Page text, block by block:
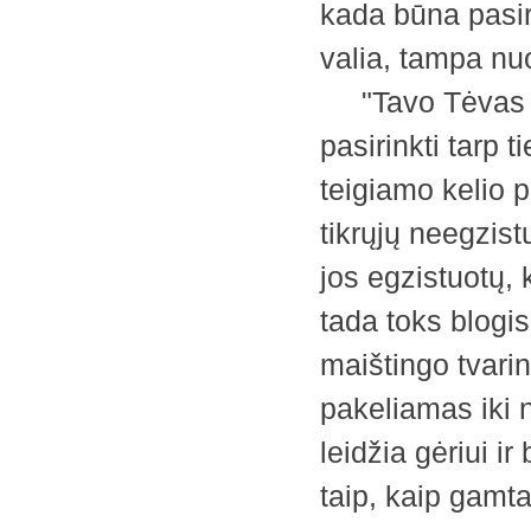
kada būna
valia, tampa
"Tavo Tėvas
pasirinkti tarp
teigiamo kelio
tikrųjų
jos egzistuotų,
tada toks
maištingo
pakeliamas iki
leidžia gėriui ir
taip, kaip